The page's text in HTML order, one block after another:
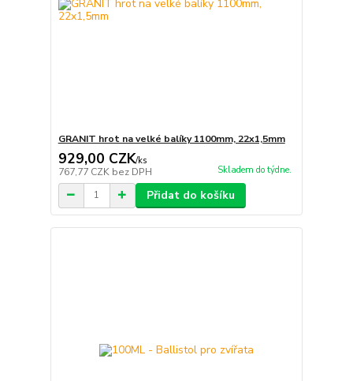
GRANIT hrot na velké balíky 1100mm, 22x1,5mm
929,00 CZK/ks
767,77 CZK bez DPH Skladem do týdne.
Přidat do košíku